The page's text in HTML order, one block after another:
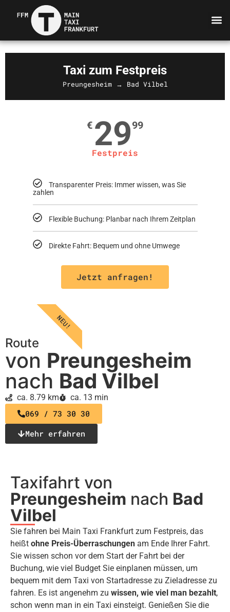
Route
von Preungesheim
nach Bad Vilbel
ca. 8.79 km ca. 13 min
069 / 73 30 30
Mehr erfahren
Taxi zum Festpreis
Preungesheim → Bad Vilbel
€ 2999
Festpreis
Transparenter Preis: Immer wissen, was Sie
zahlen
Flexible Buchung: Planbar nach Ihrem Zeitplan
Direkte Fahrt: Bequem und ohne Umwege
Jetzt anfragen!
NEU!
Taxifahrt von
Preungesheim nach Bad
Vilbel
Sie fahren bei Main Taxi Frankfurt zum Festpreis, das
heißt ohne Preis-Überraschungen am Ende Ihrer Fahrt.
Sie wissen schon vor dem Start der Fahrt bei der
Buchung, wie viel Budget Sie einplanen müssen, um
bequem mit dem Taxi von Startadresse zu Zieladresse zu
fahren. Es ist angenehm zu wissen, wie viel man bezahlt,
schon wenn man in ein Taxi einsteigt. Genießen Sie die